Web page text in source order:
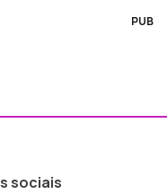
PUB
sociais